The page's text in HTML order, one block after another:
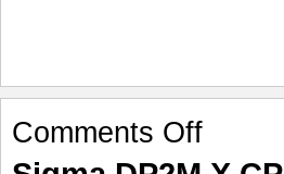
Comments Offon
DP2M